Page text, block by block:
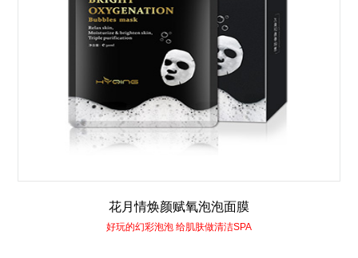
花月情焕颜赋氧泡泡面膜
好玩的幻彩泡泡 给肌肤做清洁SPA